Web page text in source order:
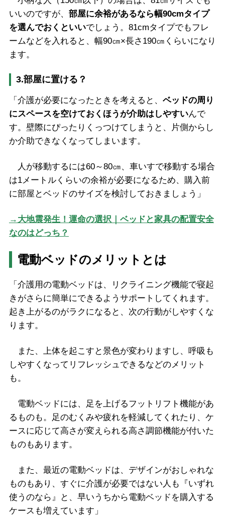
いいのですが、 部屋に余裕があるなら幅90cmタイプ
を選んでおくといいでしょう。81cmタイプでもフレ
ームなどを入れると、幅90㎝×長さ190㎝くらいになり
ます。
3.部屋に置ける？
「介護が必要になったときを考えると、 ベッドの周り
にスペースを空けておくほうが介助はしやすいんで
す。壁際にぴったりくっつけてしまうと、片側からし
か介助できなくなってしまいます。
人が移動するには60～80㎝、車いすで移動する場合
は1メートルくらいの余裕が必要になるため、購入前
に部屋とベッドのサイズを検討しておきましょう」
→大地震発生！運命の選択｜ベッドと家具の配置安全
なのはどっち？
電動ベッドのメリットとは
「介護用の電動ベッドは、リクライニング機能で寝起
きがさらに簡単にできるようサポートしてくれます。
起き上がるのがラクになると、次の行動がしやすくな
ります。
また、上体を起こすと景色が変わりますし、呼吸も
しやすくなってリフレッシュできるなどのメリット
も。
電動ベッドには、足を上げるフットリフト機能があ
るものも。足のむくみや疲れを軽減してくれたり、ケ
ースに応じて高さが変えられる高さ調節機能が付いた
ものもあります。
また、最近の電動ベッドは、デザインがおしゃれな
ものもあり、すぐに介護が必要ではない人も『いずれ
使うのなら』と、早いうちから電動ベッドを購入する
ケースも増えています」